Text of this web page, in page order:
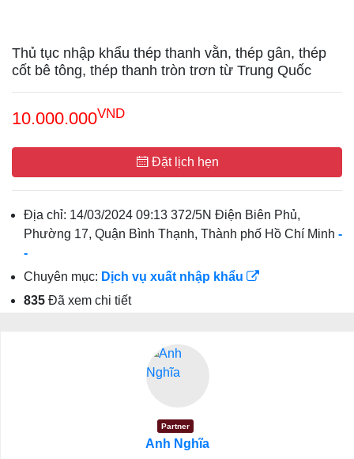
Thủ tục nhập khẩu thép thanh vằn, thép gân, thép
cốt bê tông, thép thanh tròn trơn từ Trung Quốc
10.000.000VND
Đặt lịch hẹn
Địa chỉ: 14/03/2024 09:13 372/5N Điện Biên Phủ,
Phường 17, Quận Bình Thạnh, Thành phố Hồ Chí Minh -
-
Chuyên mục: Dịch vụ xuất nhập khẩu
835 Đã xem chi tiết
Partner
Anh Nghĩa